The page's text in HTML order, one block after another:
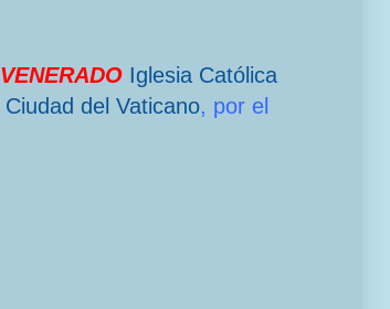
VENERADO Iglesia Católica
Ciudad del Vaticano, por el